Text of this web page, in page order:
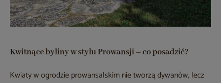
Kwitnące byliny w stylu Prowansji – co posadzić?
Kwiaty w ogrodzie prowansalskim nie tworzą dywanów, lecz